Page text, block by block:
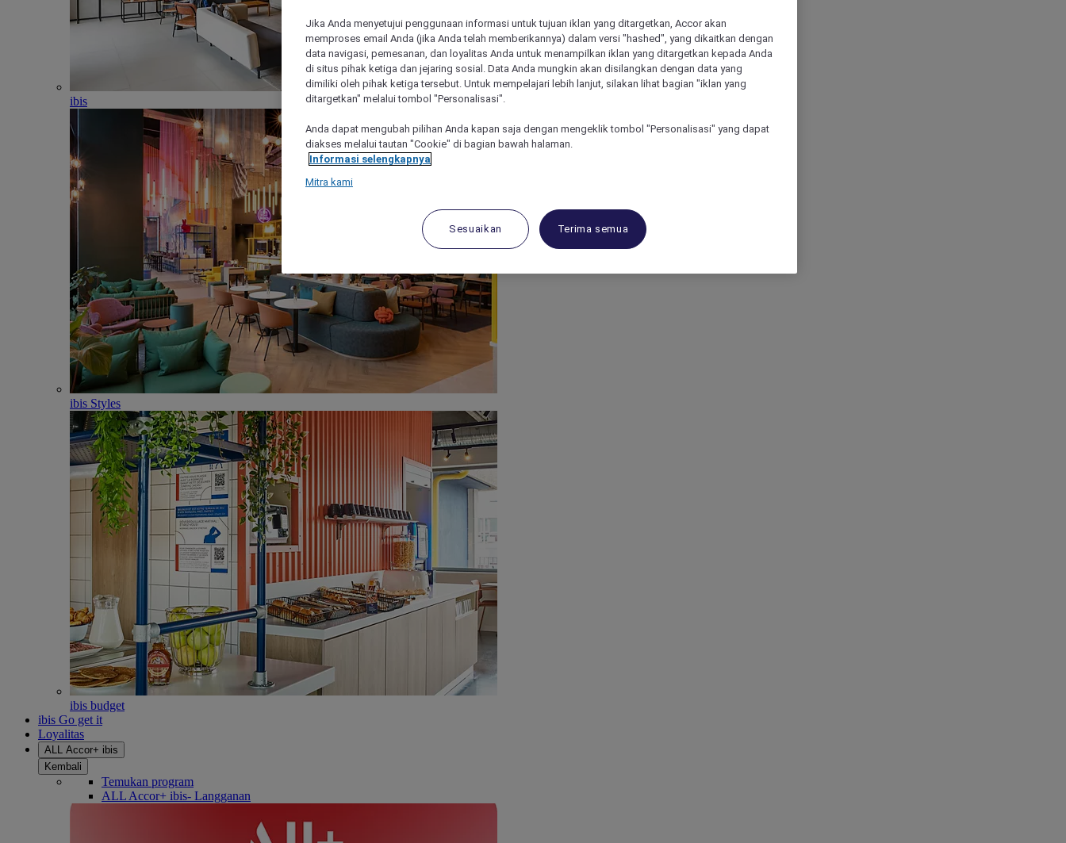
ibis
ibis Styles
ibis budget
ibis Go get it
Loyalitas
ALL Accor+ ibis
Kembali
Temukan program
ALL Accor+ ibis- Langganan
Jika Anda menyetujui penggunaan informasi untuk tujuan iklan yang ditargetkan, Accor akan
memproses email Anda (jika Anda telah memberikannya) dalam versi "hashed", yang dikaitkan dengan
data navigasi, pemesanan, dan loyalitas Anda untuk menampilkan iklan yang ditargetkan kepada Anda
di situs pihak ketiga dan jejaring sosial. Data Anda mungkin akan disilangkan dengan data yang
dimiliki oleh pihak ketiga tersebut. Untuk mempelajari lebih lanjut, silakan lihat bagian "iklan yang
ditargetkan" melalui tombol "Personalisasi".
Anda dapat mengubah pilihan Anda kapan saja dengan mengeklik tombol "Personalisasi" yang dapat
diakses melalui tautan "Cookie" di bagian bawah halaman.
Informasi selengkapnya
Mitra kami
Sesuaikan Terima semua